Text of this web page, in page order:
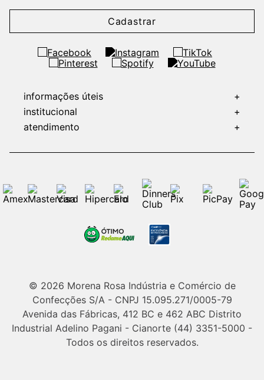
Cadastrar
informações úteis
+
institucional
+
atendimento
+
© 2026 Morena Rosa Indústria e Comércio de
Confecções S/A - CNPJ 15.095.271/0005-79
Avenida das Fábricas, 412 BC e 462 ABC Distrito
Industrial Adelino Pagani - Cianorte (44) 3351-5000 -
Todos os direitos reservados.